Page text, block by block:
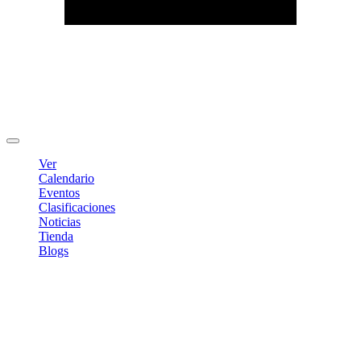
Ver
Calendario
Eventos
Clasificaciones
Noticias
Tienda
Blogs